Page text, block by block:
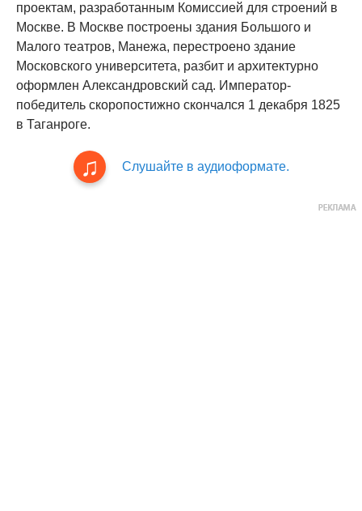
проектам, разработанным Комиссией для строений в
Москве. В Москве построены здания Большого и
Малого театров, Манежа, перестроено здание
Московского университета, разбит и архитектурно
оформлен Александровский сад. Император-
победитель скоропостижно скончался 1 декабря 1825
в Таганроге.
Слушайте в аудиоформате.